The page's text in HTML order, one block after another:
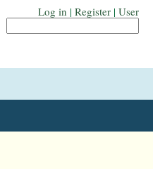
Log in | Register | User